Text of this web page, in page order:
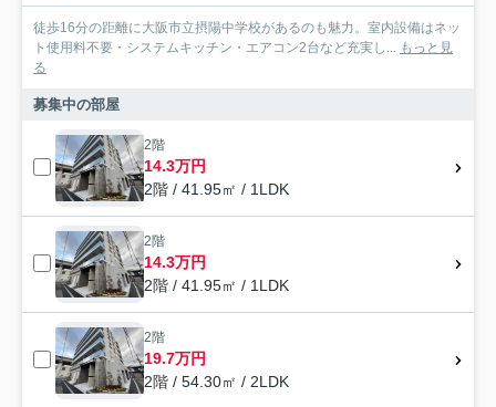
徒歩16分の距離に大阪市立摂陽中学校があるのも魅力。室内設備はネッ
ト使用料不要・システムキッチン・エアコン2台など充実し...
もっと見
る
募集中の部屋
2階
14.3万円
2階 / 41.95㎡ / 1LDK
2階
14.3万円
2階 / 41.95㎡ / 1LDK
2階
19.7万円
2階 / 54.30㎡ / 2LDK